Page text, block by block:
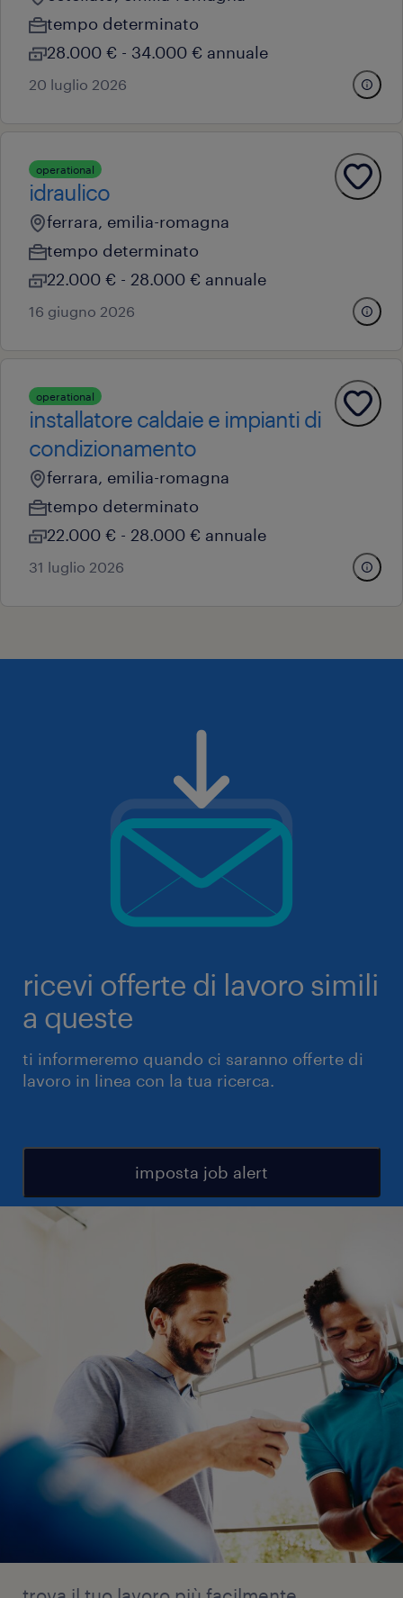
tempo determinato
28.000 € - 34.000 € annuale
20 luglio 2026
operational
idraulico
ferrara, emilia-romagna
tempo determinato
22.000 € - 28.000 € annuale
16 giugno 2026
operational
installatore caldaie e impianti di
condizionamento
ferrara, emilia-romagna
tempo determinato
22.000 € - 28.000 € annuale
31 luglio 2026
ricevi offerte di lavoro simili
a queste
ti informeremo quando ci saranno offerte di
lavoro in linea con la tua ricerca.
imposta job alert